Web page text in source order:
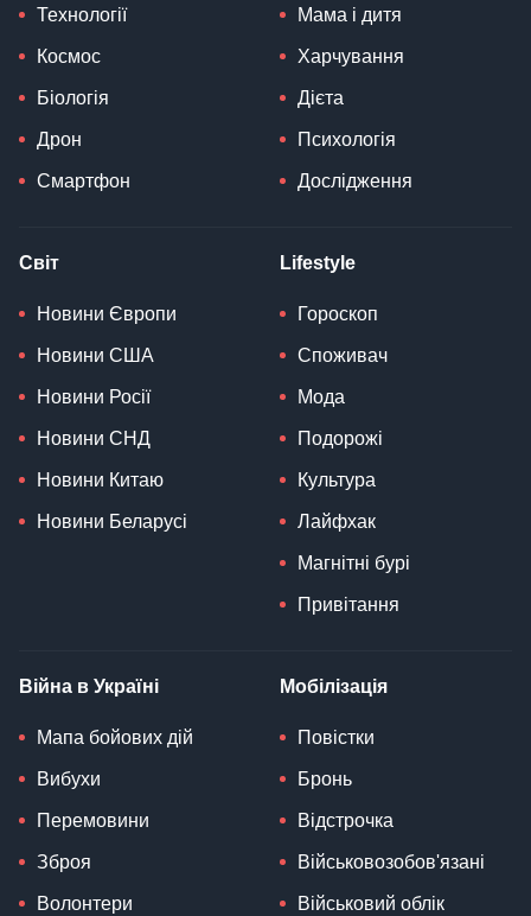
Технології
Космос
Біологія
Дрон
Смартфон
Мама і дитя
Харчування
Дієта
Психологія
Дослідження
Світ
Новини Європи
Новини США
Новини Росії
Новини СНД
Новини Китаю
Новини Беларусі
Lifestyle
Гороскоп
Споживач
Мода
Подорожі
Культура
Лайфхак
Магнітні бурі
Привітання
Війна в Україні
Мапа бойових дій
Вибухи
Перемовини
Зброя
Волонтери
Мобілізація
Повістки
Бронь
Відстрочка
Військовозобов'язані
Військовий облік